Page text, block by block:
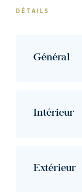
DÉTAILS
Général
Intérieur
Extérieur